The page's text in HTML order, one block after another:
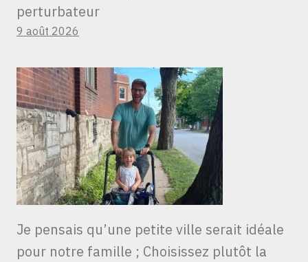
perturbateur
9 août 2026
Je pensais qu’une petite ville serait idéale
pour notre famille ; Choisissez plutôt la